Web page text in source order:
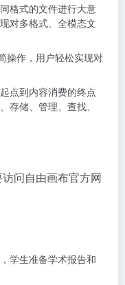
格式的文件进行大意
对多格式、全模态文
操作，用户轻松实现对
点到内容消费的终点
存储、管理、查找、
问自由画布官方网
学生准备学术报告和